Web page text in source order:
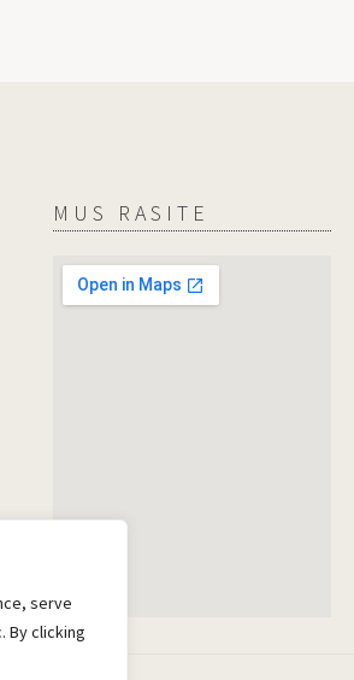
serve
By clicking
MUS RASITE